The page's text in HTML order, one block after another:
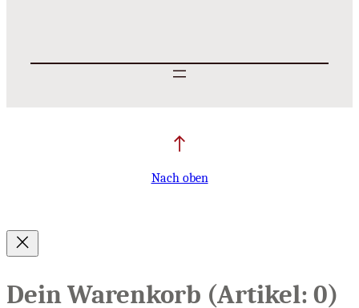
Nach oben
Dein Warenkorb (Artikel: 0)